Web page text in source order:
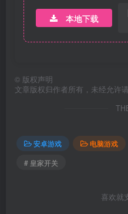
本地下载
© 版权声明
文章版权归作者所有，未经允许请
安卓游戏
电脑游戏
# 皇家开关
喜欢就